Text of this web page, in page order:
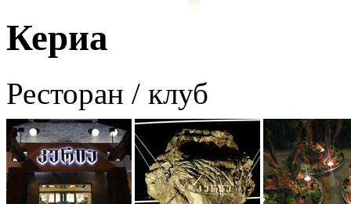
Кериа
Ресторан / клуб